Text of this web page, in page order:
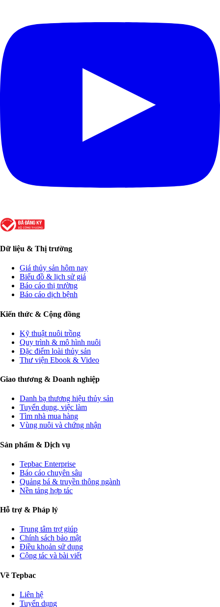
Dữ liệu & Thị trường
Giá thủy sản hôm nay
Biểu đồ & lịch sử giá
Báo cáo thị trường
Báo cáo dịch bệnh
Kiến thức & Cộng đồng
Kỹ thuật nuôi trồng
Quy trình & mô hình nuôi
Đặc điểm loài thủy sản
Thư viện Ebook & Video
Giao thương & Doanh nghiệp
Danh bạ thương hiệu thủy sản
Tuyển dụng, việc làm
Tìm nhà mua hàng
Vùng nuôi và chứng nhận
Sản phẩm & Dịch vụ
Tepbac Enterprise
Báo cáo chuyên sâu
Quảng bá & truyền thông ngành
Nền tảng hợp tác
Hỗ trợ & Pháp lý
Trung tâm trợ giúp
Chính sách bảo mật
Điều khoản sử dụng
Cộng tác và bài viết
Về Tepbac
Liên hệ
Tuyển dụng